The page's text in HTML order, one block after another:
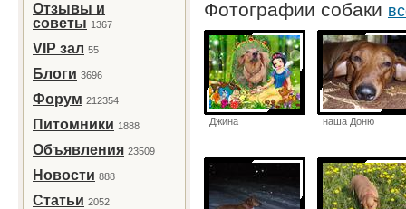
Отзывы и
советы 1367
VIP зал 55
Блоги 3696
Форум 212354
Питомники 1888
Объявления 23509
Новости 888
Статьи 2052
Фотографии собаки
Джина наша Доню